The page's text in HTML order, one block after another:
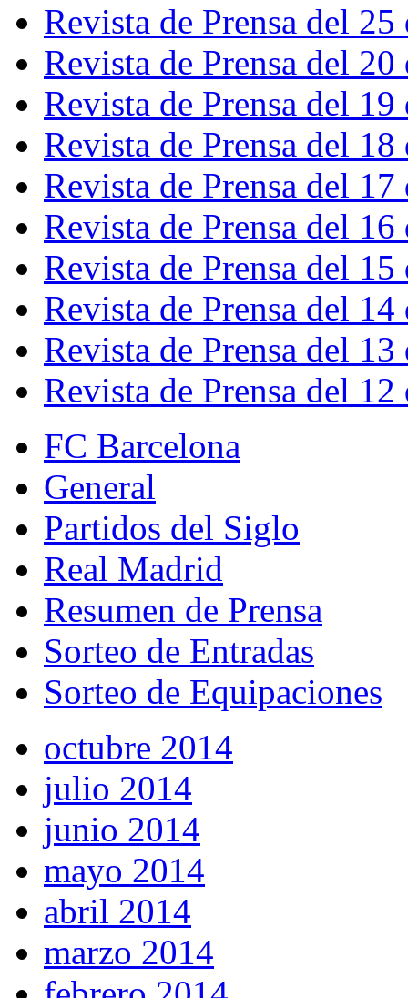
Revista de Prensa del
Revista de Prensa del
Revista de Prensa del
Revista de Prensa del
Revista de Prensa del
Revista de Prensa del
Revista de Prensa del
Revista de Prensa del
Revista de Prensa del
Revista de Prensa del
FC Barcelona
General
Partidos del Siglo
Real Madrid
Resumen de Prensa
Sorteo de Entradas
Sorteo de Equipaciones
octubre 2014
julio 2014
junio 2014
mayo 2014
abril 2014
marzo 2014